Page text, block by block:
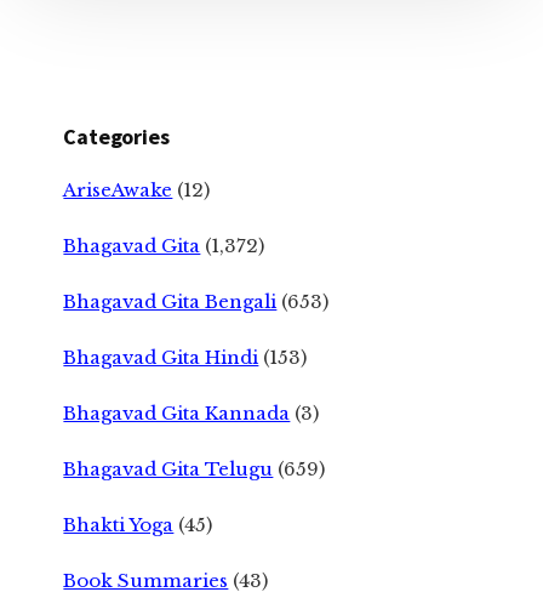
Categories
AriseAwake (12)
Bhagavad Gita (1,372)
Bhagavad Gita Bengali (653)
Bhagavad Gita Hindi (153)
Bhagavad Gita Kannada (3)
Bhagavad Gita Telugu (659)
Bhakti Yoga (45)
Book Summaries (43)